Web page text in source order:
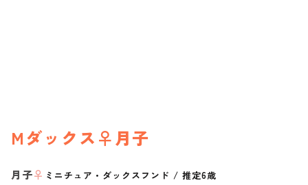
Mダックス♀月子
月子♀ ミニチュア・ダックスフンド /推定6歳